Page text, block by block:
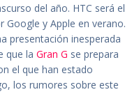
del año. HTC será el
y Apple en verano.
presentación inesperada
que la Gran G se prepara
el que han estado
los rumores sobre este